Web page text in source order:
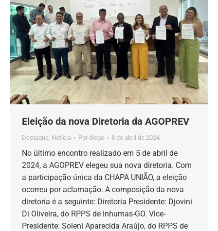
Eleição da nova Diretoria da AGOPREV
Destaque Notícia Por diego 8 de abril de 2024
No último encontro realizado em 5 de abril de
2024, a AGOPREV elegeu sua nova diretoria. Com
a participação única da CHAPA UNIÃO, a eleição
ocorreu por aclamação. A composição da nova
diretoria é a seguinte: Diretoria Presidente: Djovini
Di Oliveira, do RPPS de Inhumas-GO. Vice-
Presidente: Soleni Aparecida Araújo, do RPPS de